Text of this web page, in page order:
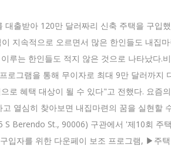
출받아 120만 달러짜리 신축 주택을 구입
지속적으로 오르면서 많은 한인들도 내집
루는 한인들도 적지 않은 것으로 나타났다
그램을 통해 무이자로 최대 9만 달러까
로 혜택 대상이 될 수 있다"고 전했다. 요즘
열심히 찾아보면 내집마련의 꿈을 실현
Berendo St., 90006) 구관에서 '제10회
자를 위한 다운페이 보조 프로그램, ▶주